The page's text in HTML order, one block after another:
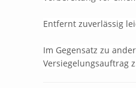
Entfernt zuverlässig
Im Gegensatz zu
Versiegelungsauftrag